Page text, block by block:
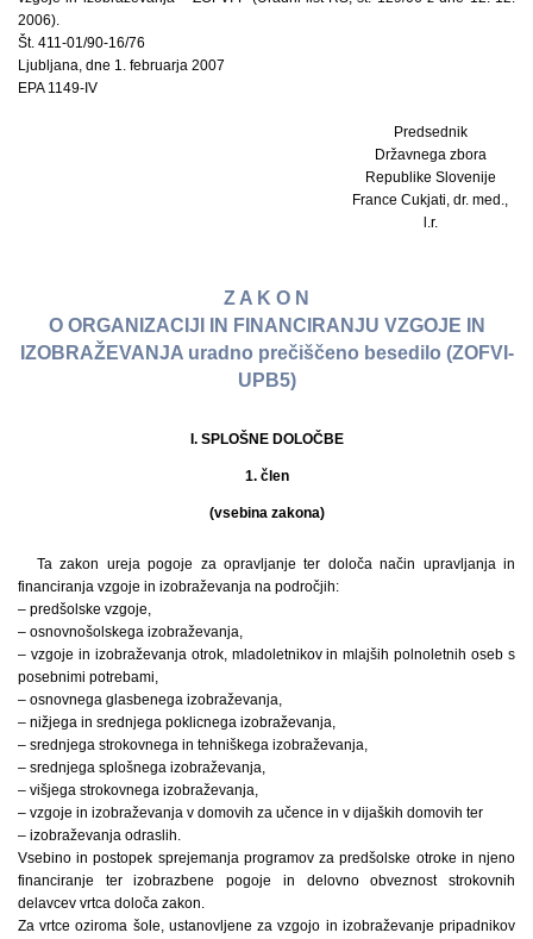
2006).
Št. 411-01/90-16/76
Ljubljana, dne 1. februarja 2007
EPA 1149-IV
Predsednik
Državnega zbora
Republike Slovenije
France Cukjati, dr. med.,
l.r.
Z A K O N
O ORGANIZACIJI IN FINANCIRANJU VZGOJE IN
IZOBRAŽEVANJA uradno prečiščeno besedilo (ZOFVI-
UPB5)
I. SPLOŠNE DOLOČBE
1. člen
(vsebina zakona)
Ta zakon ureja pogoje za opravljanje ter določa način upravljanja in
financiranja vzgoje in izobraževanja na področjih:
– predšolske vzgoje,
– osnovnošolskega izobraževanja,
– vzgoje in izobraževanja otrok, mladoletnikov in mlajših polnoletnih oseb s
posebnimi potrebami,
– osnovnega glasbenega izobraževanja,
– nižjega in srednjega poklicnega izobraževanja,
– srednjega strokovnega in tehniškega izobraževanja,
– srednjega splošnega izobraževanja,
– višjega strokovnega izobraževanja,
– vzgoje in izobraževanja v domovih za učence in v dijaških domovih ter
– izobraževanja odraslih.
Vsebino in postopek sprejemanja programov za predšolske otroke in njeno
financiranje ter izobrazbene pogoje in delovno obveznost strokovnih
delavcev vrtca določa zakon.
Za vrtce oziroma šole, ustanovljene za vzgojo in izobraževanje pripadnikov